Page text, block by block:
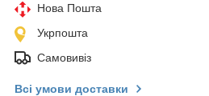
Нова Пошта
Укрпошта
Самовивіз
Всі умови доставки